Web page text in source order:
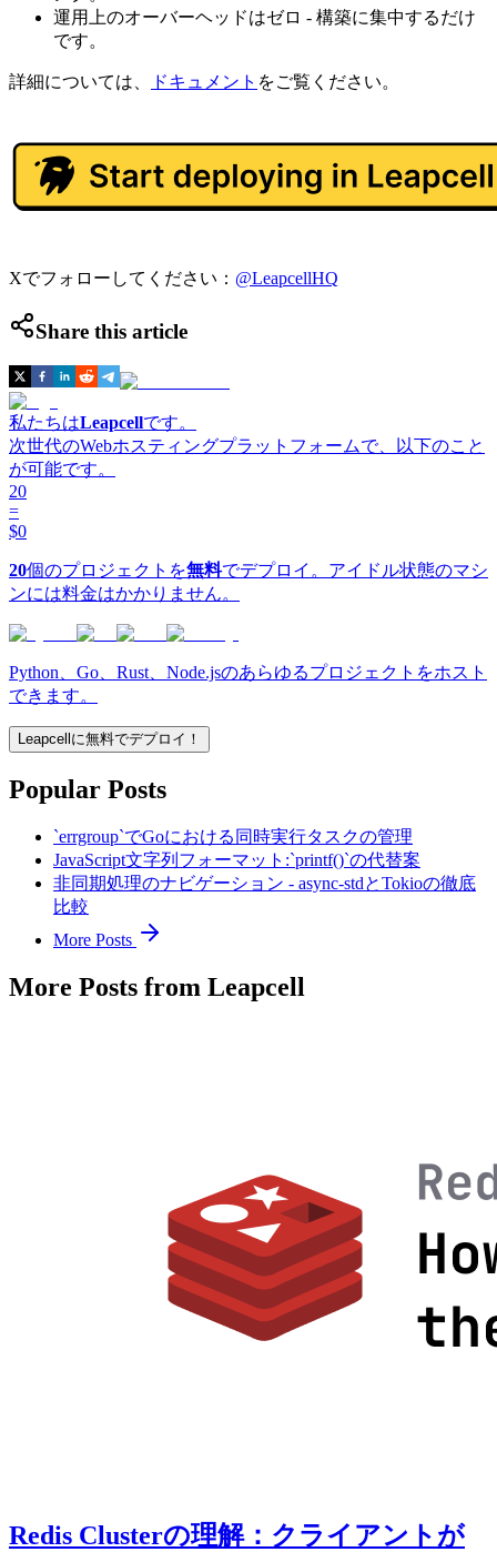
運用上のオーバーヘッドはゼロ - 構築に集中するだけ
です。
詳細については、 ドキュメント をご覧ください。
Xでフォローしてください： @LeapcellHQ
Share this article
私たちはLeapcellです。
次世代のWebホスティングプラットフォームで、以下のこと
が可能です。
20
=
$0
20個のプロジェクトを無料でデプロイ。アイドル状態のマシ
ンには料金はかかりません。
Python、Go、Rust、Node.jsのあらゆるプロジェクトをホスト
できます。
Leapcellに無料でデプロイ！
Popular Posts
`errgroup`でGoにおける同時実行タスクの管理
JavaScript文字列フォーマット:`printf()`の代替案
非同期処理のナビゲーション - async-stdとTokioの徹底
比較
More Posts
More Posts from Leapcell
Redis Clusterの理解：クライアントが